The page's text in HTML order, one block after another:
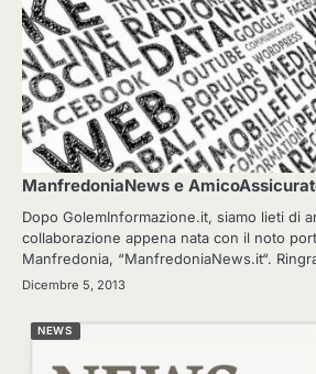
ManfredoniaNews e
Dopo GolemInformazione.it, siamo lieti di
collaborazione appena nata con il noto
Manfredonia, “ManfredoniaNews.it“.
Dicembre 5, 2013
NEWS